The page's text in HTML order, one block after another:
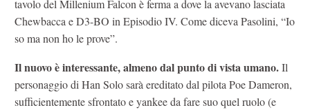
tavolo del Millenium Falcon è ferma a dove la avevano lasciata
Chewbacca e D3-BO in Episodio IV. Come diceva Pasolini, “Io
so ma non ho le prove”.
Il nuovo è interessante, almeno dal punto di vista umano.Il
personaggio di Han Solo sarà ereditato dal pilota Poe Dameron,
sufficientemente sfrontato e yankee da fare suo quel ruolo (e